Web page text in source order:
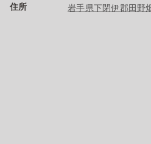
住所 岩手県下閉伊郡田野